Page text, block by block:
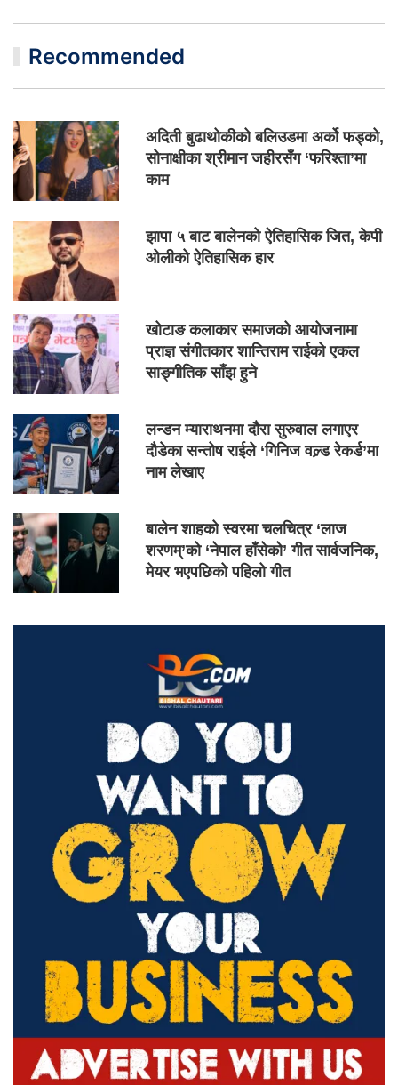
Recommended
अदिती बुढाथोकीको बलिउडमा अर्को फड्को,
सोनाक्षीका श्रीमान जहीरसँग ‘फरिश्ता’मा
काम
झापा ५ बाट बालेनको ऐतिहासिक जित, केपी
ओलीको ऐतिहासिक हार
खोटाङ कलाकार समाजको आयोजनामा
प्राज्ञ संगीतकार शान्तिराम राईको एकल
साङ्गीतिक साँझ हुने
लन्डन म्याराथनमा दौरा सुरुवाल लगाएर
दौडेका सन्तोष राईले ‘गिनिज वल्र्ड रेकर्ड’मा
नाम लेखाए
बालेन शाहको स्वरमा चलचित्र ‘लाज
शरणम्’को ‘नेपाल हाँसेको’ गीत सार्वजनिक,
मेयर भएपछिको पहिलो गीत